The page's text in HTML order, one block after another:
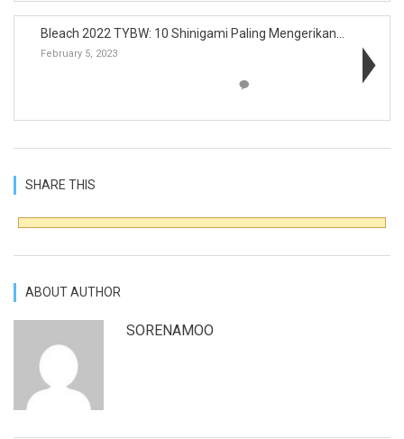
February 5, 2023
SHARE THIS
ABOUT AUTHOR
SORENAMOO